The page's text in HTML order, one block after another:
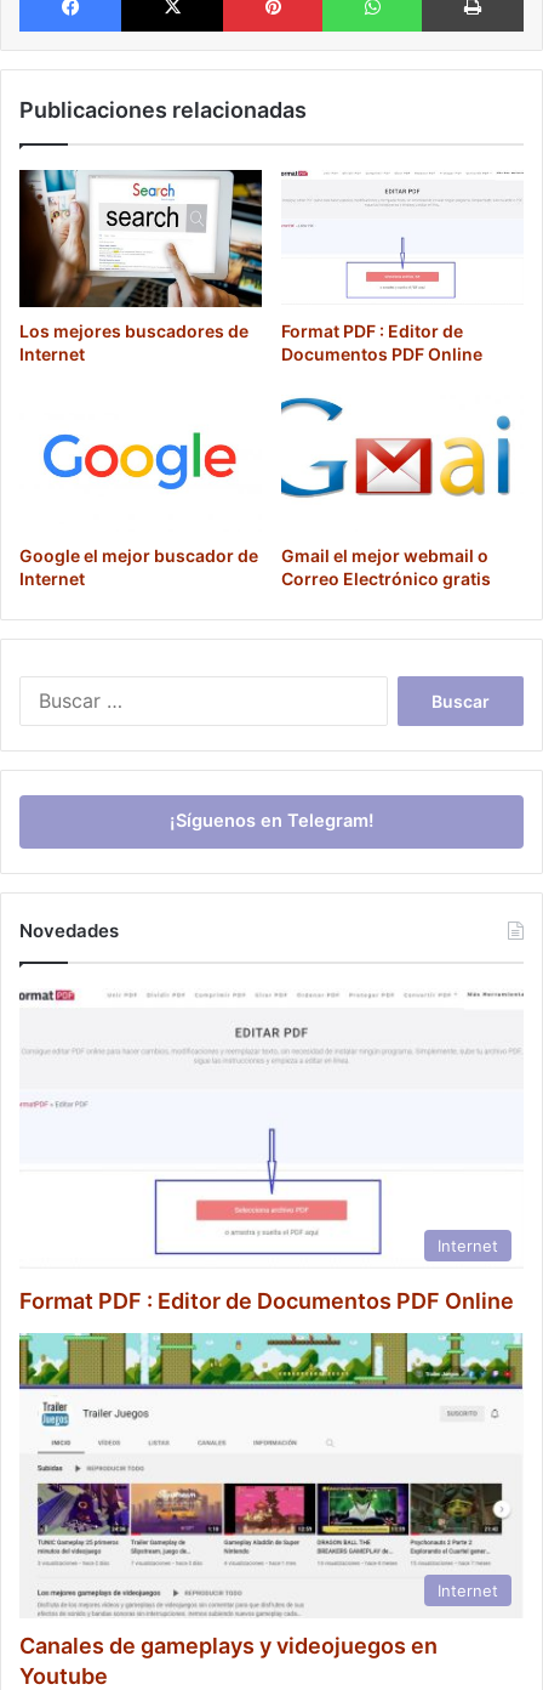
Publicaciones relacionadas
Los mejores buscadores de
Internet
Format PDF : Editor de
Documentos PDF Online
Google el mejor buscador de
Internet
Gmail el mejor webmail o
Correo Electrónico gratis
¡Síguenos en Telegram!
Novedades
Internet
Format PDF : Editor de Documentos PDF Online
Internet
Canales de gameplays y videojuegos en
Youtube